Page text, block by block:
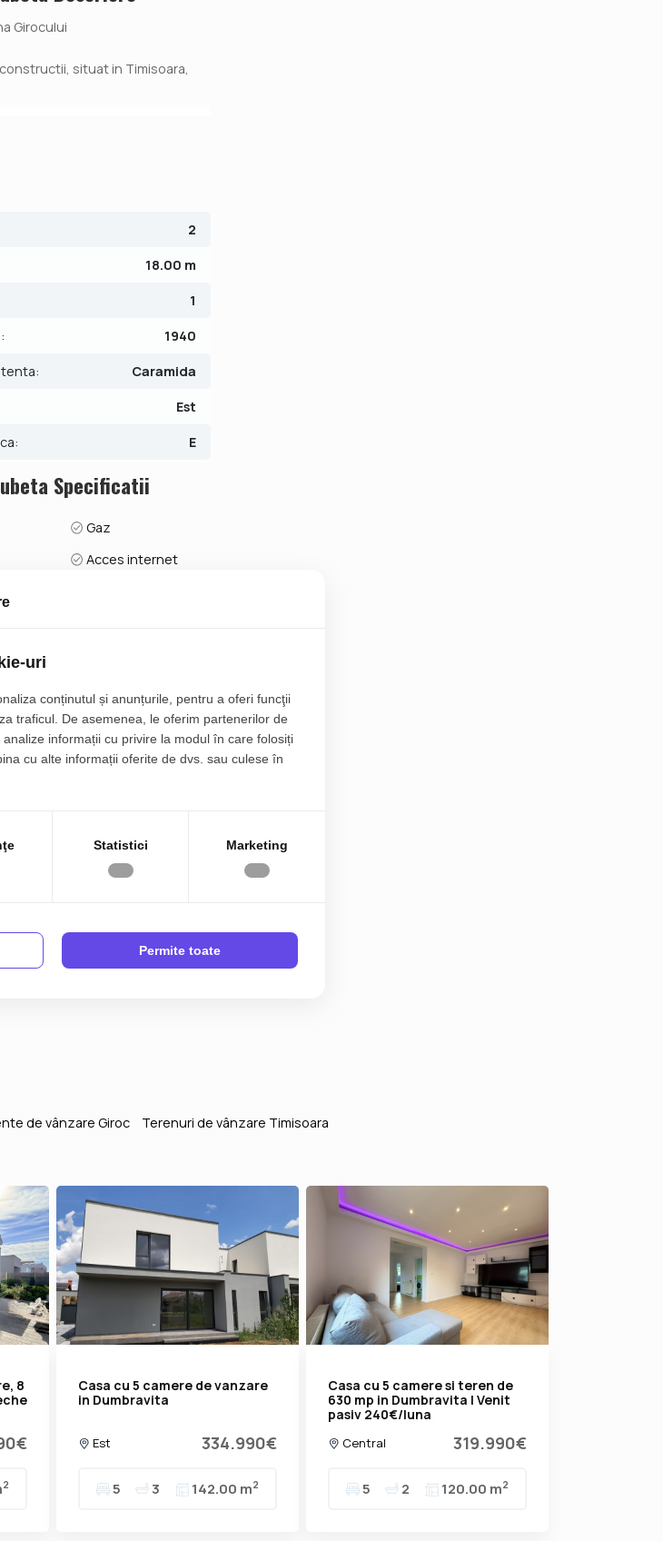
Girocului
situat in Timisoara,
2
18.00 m
1
1940
Caramida
Est
E
Specificatii
Gaz
Acces internet
de vânzare Giroc Terenuri de vânzare Timisoara
8
2
Casa cu 5 camere de vanzare
in Dumbravita
Est 334.990€
5 3 142.00 m2
Casa cu 5 camere si teren de
630 mp in Dumbravita | Venit
pasiv 240€/luna
Central 319.990€
5 2 120.00 m2
uri
conținutul și anunțurile, pentru a oferi funcţii
traficul. De asemenea, le oferim partenerilor de
informații cu privire la modul în care folosiți
cu alte informații oferite de dvs. sau culese în
Statistici Marketing
Permite toate